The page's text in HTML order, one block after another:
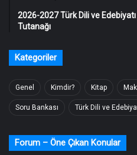
2026-2027 Türk Dili ve
Tutanağı
Kategoriler
Genel Kimdir? Kitap
Soru Bankası Türk Dili ve
Forum – Öne Çıkan Konular